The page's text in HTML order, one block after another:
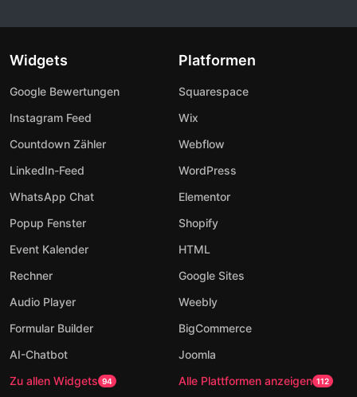
Widgets
Google Bewertungen
Instagram Feed
Countdown Zähler
LinkedIn-Feed
WhatsApp Chat
Popup Fenster
Event Kalender
Rechner
Audio Player
Formular Builder
AI-Chatbot
Zu allen Widgets 94
Platformen
Squarespace
Wix
Webflow
WordPress
Elementor
Shopify
HTML
Google Sites
Weebly
BigCommerce
Joomla
Alle Plattformen anzeigen 112